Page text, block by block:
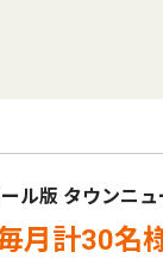
ル版 タウンニ
月計30名